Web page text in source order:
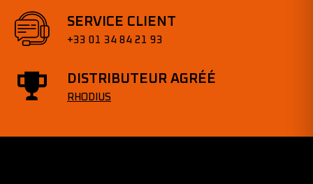
SERVICE CLIENT
+33 01 34 84 21 93
DISTRIBUTEUR AGRÉÉ
RHODIUS